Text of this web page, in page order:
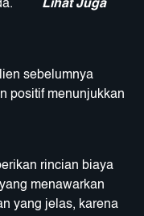
Lihat Juga
sebelumnya
positif menunjukkan
rincian biaya
menawarkan
yang jelas, karena